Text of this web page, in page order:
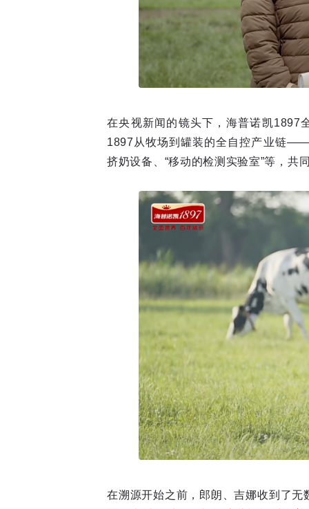
在央视新闻的镜头下，海普诺凯1897
1897从牧场到罐装的全自控产业链
挤奶设备、“移动的检测实验室”等，共
在溯源开始之前，郎朗、吉娜收到了